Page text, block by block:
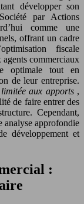
développer son
par Actions
comme une
offrant un cadre
fiscale
agents commerciaux
optimale tout en
de leur entreprise.
aux apports ,
de faire entrer des
Cependant,
analyse approfondie
développement et
: